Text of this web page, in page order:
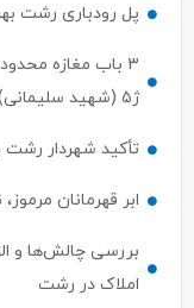
۳ باب مغازه
تأکید شهردار
ابر قهرمانان
بررسی چالش‌ها و